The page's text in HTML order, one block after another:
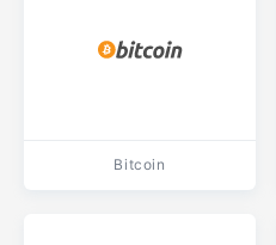
Bitcoin